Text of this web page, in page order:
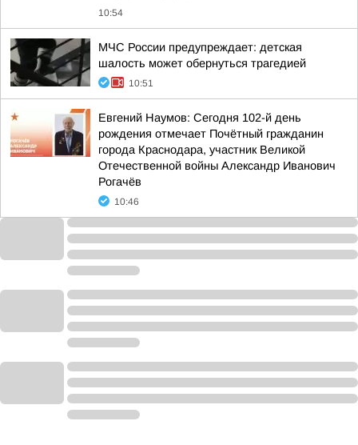
10:54
МЧС России предупреждает: детская
шалость может обернуться трагедией
10:51
Евгений Наумов: Сегодня 102-й день
рождения отмечает Почётный гражданин
города Краснодара, участник Великой
Отечественной войны Александр Иванович
Рогачёв
10:46